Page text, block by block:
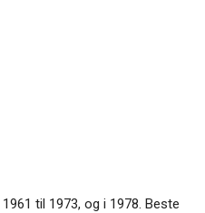
til 1973, og i 1978. Beste